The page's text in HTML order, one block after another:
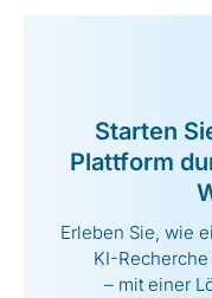
Starten
Plattform
Erleben Sie, wie
KI-
– mit einer